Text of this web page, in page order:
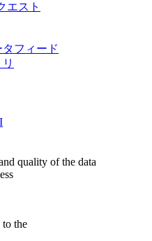
エスト
フィード
quality of the data
to the